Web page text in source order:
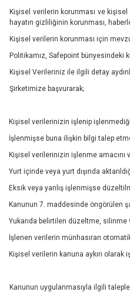
Kişisel verilerin korunması ve
hayatın gizliliğinin korunması,
Kişisel verilerin korunması için
Politikamız, Safepoint bünyesindeki
Kişisel Verileriniz ile ilgili detay
Şirketimize başvurarak;
Kişisel verilerinizin işlenip
İşlenmişse buna ilişkin bilgi talep
Kişisel verilerinizin işlenme amacını
Yurt içinde veya yurt dışında
Eksik veya yanlış işlenmişse
Kanunun 7. maddesinde öngörülen
Yukarıda belirtilen düzeltme, silinme
İşlenen verilerin münhasıran
Kişisel verilerin kanuna aykırı
Kanunun uygulanmasıyla ilgili